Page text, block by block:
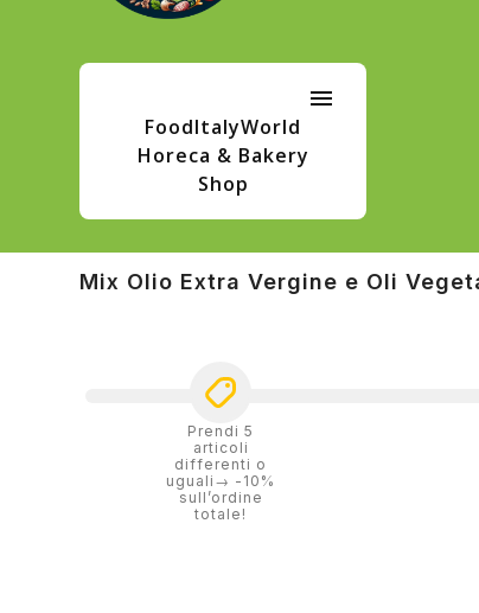
FoodItalyWorld
Horeca & Bakery
Shop
Mix Olio Extra Vergine e Oli
Prendi 5
articoli
differenti o
uguali→ -10%
sull’ordine
totale!